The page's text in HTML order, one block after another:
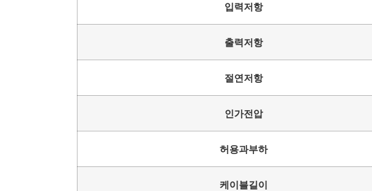
입력저항
출력저항
절연저항
인가전압
허용과부하
케이블길이